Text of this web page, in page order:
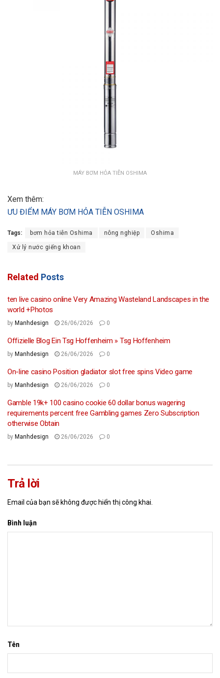
MÁY BƠM HỎA TIỄN OSHIMA
Xem thêm:
ƯU ĐIỂM MÁY BƠM HỎA TIỄN OSHIMA
Tags: bơm hỏa tiễn Oshima nông nghiệp Oshima
Xử lý nước giếng khoan
Related Posts
ten live casino online Very Amazing Wasteland Landscapes in the
world +Photos
by Manhdesign 26/06/2026 0
Offizielle Blog Ein Tsg Hoffenheim » Tsg Hoffenheim
by Manhdesign 26/06/2026 0
On-line casino Position gladiator slot free spins Video game
by Manhdesign 26/06/2026 0
Gamble 19k+ 100 casino cookie 60 dollar bonus wagering
requirements percent free Gambling games Zero Subscription
otherwise Obtain
by Manhdesign 26/06/2026 0
Trả lời
Email của bạn sẽ không được hiển thị công khai.
Bình luận
Tên